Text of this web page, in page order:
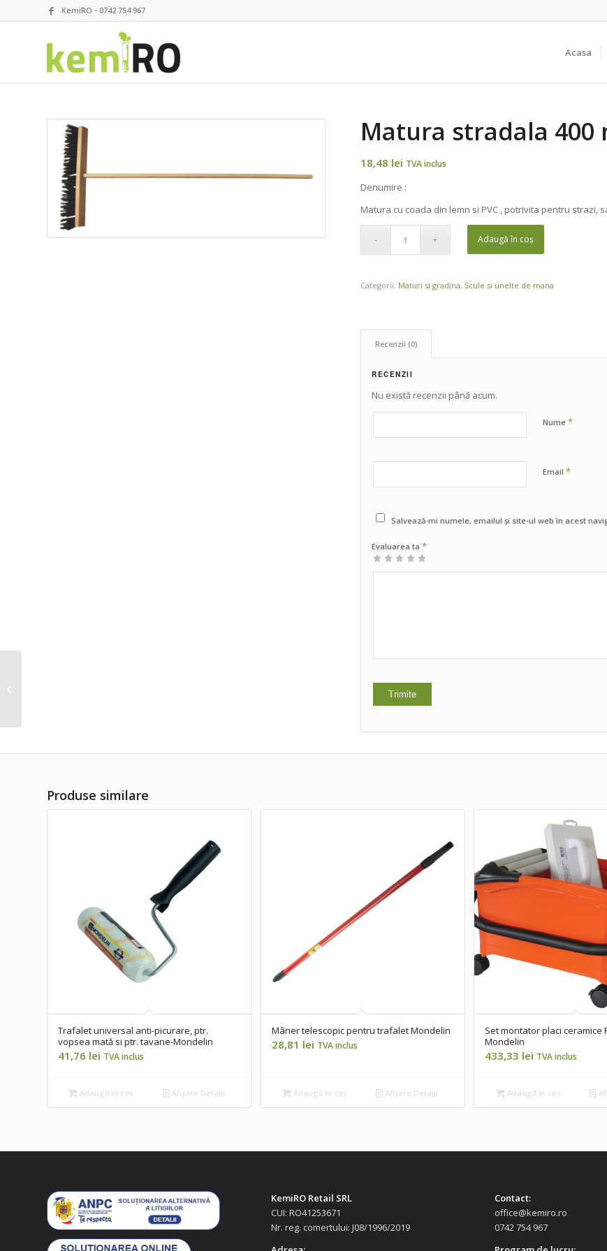
KemiRO - 0742 754 967
Acasa
Matura stradala 400
18,48 lei TVA inclus
Denumire :
Matura cu coada din lemn si PVC , potrivita pentru strazi,
Adaugă în coș
Categorii: Maturi si gradina, Scule si unelte de mana
Recenzii (0)
RECENZII
Nu există recenzii până acum.
Nume*
Email*
Salvează-mi numele, emailul și site-ul web în acest
Evaluarea ta*
Una
2 din
3 din 5
4 din 5
5 din 5 stele
Produse similare
Trafalet universal anti-picurare, ptr.
vopsea mată si ptr. tavane-Mondelin
41,76 lei TVA inclus
Adaugă în coș Afișare Detalii
Mâner telescopic pentru trafalet Mondelin
28,81 lei TVA inclus
Adaugă în coș Afișare Detalii
Set montator placi ceramice
Mondelin
433,33 lei TVA inclus
Adaugă în coș
KemiRO Retail SRL
CUI: RO41253671
Nr. reg. comertului: J08/1996/2019
Contact:
office@kemiro.ro
0742 754 967